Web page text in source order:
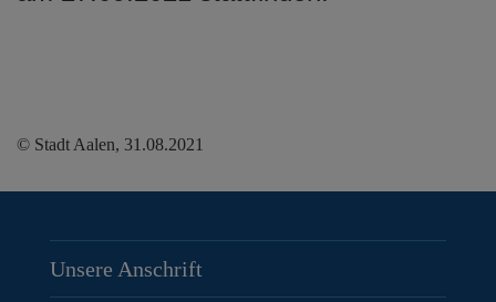
© Stadt Aalen, 31.08.2021
Unsere Anschrift